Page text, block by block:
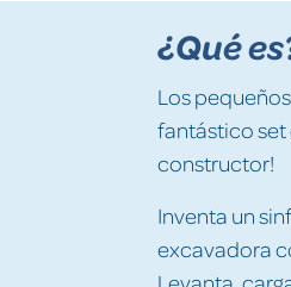
¿Qué
Los
fantástico set
constructor!
Inventa un
excavadora
Levanta,